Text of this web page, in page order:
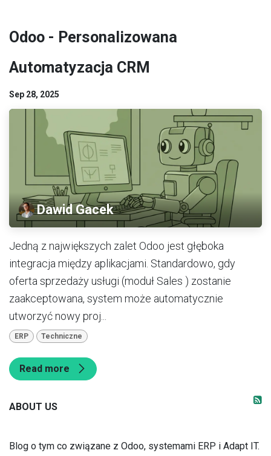
Odoo - Personalizowana
Automatyzacja CRM
Sep 28, 2025
Dawid Gacek
Jedną z największych zalet Odoo jest głęboka
integracja między aplikacjami. Standardowo, gdy
oferta sprzedaży usługi (moduł Sales ) zostanie
zaakceptowana, system może automatycznie
utworzyć nowy proj...
ERP Techniczne
Read more
ABOUT US
Blog o tym co związane z Odoo, systemami ERP i Adapt IT.